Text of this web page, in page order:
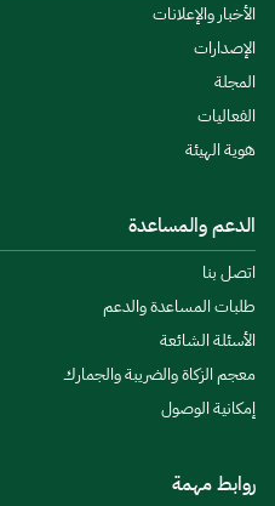
الأخبار والإعلانات
الإصدارات
المجلة
الفعاليات
هوية الهيئة
الدعم والمساعدة
اتصل بنا
طلبات المساعدة والدعم
الأسئلة الشائعة
معجم الزكاة والضريبة والجمارك
إمكانية الوصول
روابط مهمة